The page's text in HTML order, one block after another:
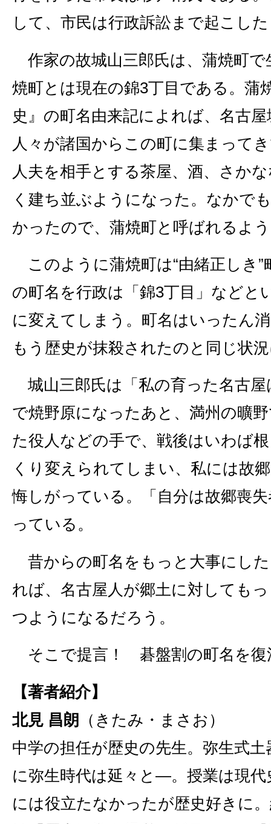
して、市民は行政訴訟まで起こし
作家の故城山三郎氏は、蒲焼町
焼町とは現在の錦3丁目である。蒲
史』の町名由来記によれば、名古
人々が諸国からこの町に集まって
人夫を相手とする茶屋、酒、さか
く建ち並ぶようになった。なかで
かったので、蒲焼町と呼ばれるよ
このように蒲焼町は“由緒正しき”
の町名を行政は「錦3丁目」などと
に変えてしまう。町名はいったん
もう歴史が抹殺されたのと同じ状
城山三郎氏は「私の育った名古屋
で焼野原になったあと、満州の曠
た役人などの手で、戦後はいわば
くり変えられてしまい、私には故
悔しがっている。「自分は故郷喪
っている。
昔からの町名をもっと大事にし
れば、名古屋人が郷土に対しても
つようになるだろう。
そこで提言！ 碁盤割の町名を復
【著者紹介】
北見 昌朗
（きたみ・まさお）
中学の担任が歴史の先生。弥生式
に弥生時代は延々と―。授業は現
には役立たなかったが歴史好きに